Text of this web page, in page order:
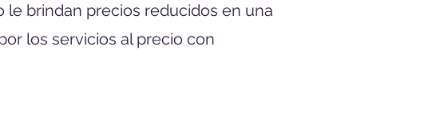
brindan precios reducidos en una
los servicios al precio con